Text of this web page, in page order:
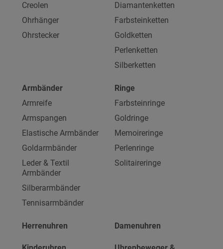
Creolen
Ohrhänger
Ohrstecker
Diamantenketten
Farbsteinketten
Goldketten
Perlenketten
Silberketten
Armbänder
Armreife
Armspangen
Elastische Armbänder
Goldarmbänder
Leder & Textil
Armbänder
Silberarmbänder
Tennisarmbänder
Ringe
Farbsteinringe
Goldringe
Memoireringe
Perlenringe
Solitaireringe
Herrenuhren Damenuhren